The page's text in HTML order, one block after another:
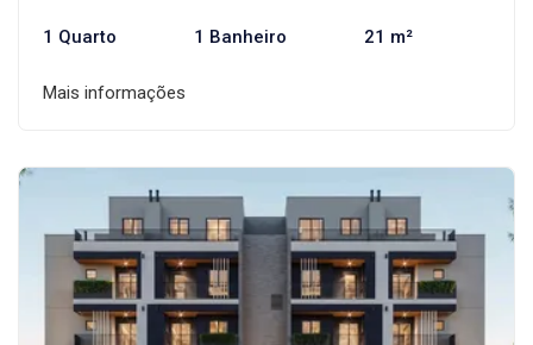
1 Quarto 1 Banheiro 21 m²
Mais informações